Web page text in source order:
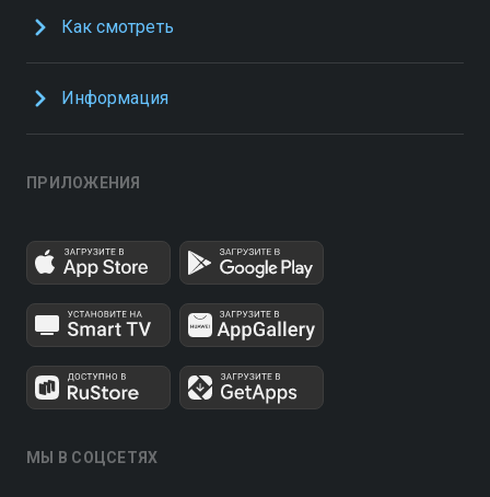
Как смотреть
Информация
ПРИЛОЖЕНИЯ
МЫ В СОЦСЕТЯХ